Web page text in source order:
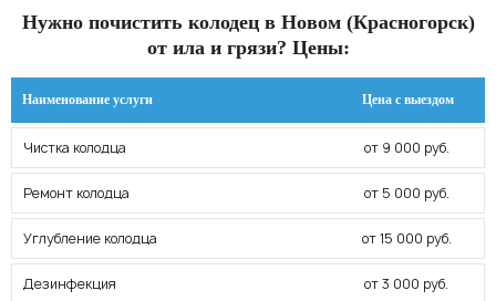
Нужно почистить колодец в Новом (Красногорск)
от ила и грязи? Цены:
Наименование услуги Цена с выездом
Чистка колодца от 9 000 руб.
Ремонт колодца от 5 000 руб.
Углубление колодца от 15 000 руб.
Дезинфекция от 3 000 руб.